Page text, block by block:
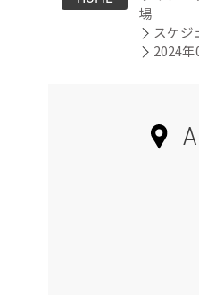
場
スケジ
2024